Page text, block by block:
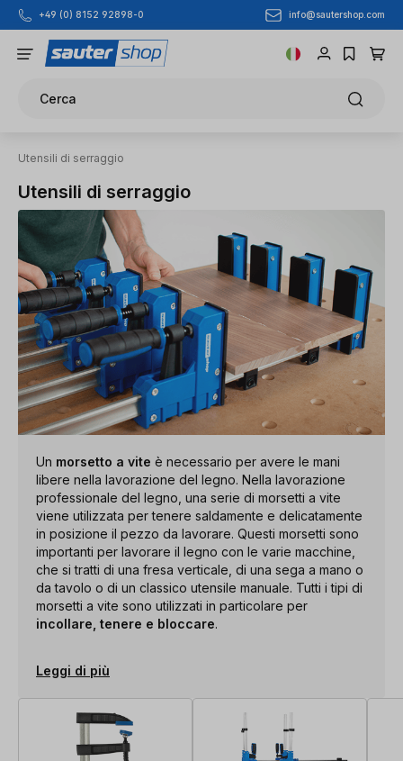
Passa al contenuto principale
+49 (0) 8152 92898-0 info@sautershop.com
Cerca
Utensili di serraggio
Utensili di serraggio
Un morsetto a vite è necessario per avere le mani
libere nella lavorazione del legno. Nella lavorazione
professionale del legno, una serie di morsetti a vite
viene utilizzata per tenere saldamente e delicatamente
in posizione il pezzo da lavorare. Questi morsetti sono
importanti per lavorare il legno con le varie macchine,
che si tratti di una fresa verticale, di una sega a mano o
da tavolo o di un classico utensile manuale. Tutti i tipi di
morsetti a vite sono utilizzati in particolare per
incollare, tenere e bloccare.
Leggi di più